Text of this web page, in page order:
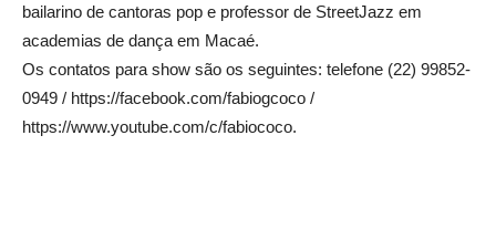
bailarino de cantoras pop e professor de StreetJazz em
academias de dança em Macaé.
Os contatos para show são os seguintes: telefone (22) 99852-
0949 / https://facebook.com/fabiogcoco /
https://www.youtube.com/c/fabiococo.